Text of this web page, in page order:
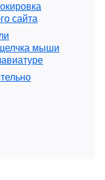
сайта
мыши